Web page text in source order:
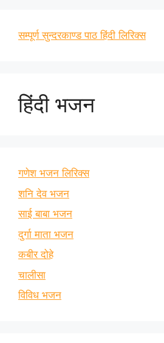
सम्पूर्ण सुन्दरकाण्ड पाठ हिंदी लिरिक्स
हिंदी भजन
गणेश भजन लिरिक्स
शनि देव भजन
साई बाबा भजन
दुर्गा माता भजन
कबीर दोहे
चालीसा
विविध भजन